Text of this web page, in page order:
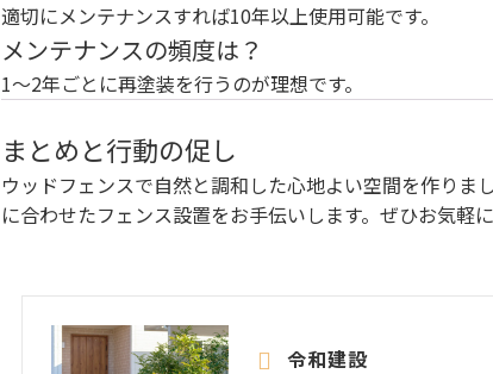
適切にメンテナンスすれば10年以上使用可能です。
メンテナンスの頻度は？
1～2年ごとに再塗装を行うのが理想です。
まとめと行動の促し
ウッドフェンスで自然と調和した心地よい空間を作りま
に合わせたフェンス設置をお手伝いします。ぜひお気軽
令和建設